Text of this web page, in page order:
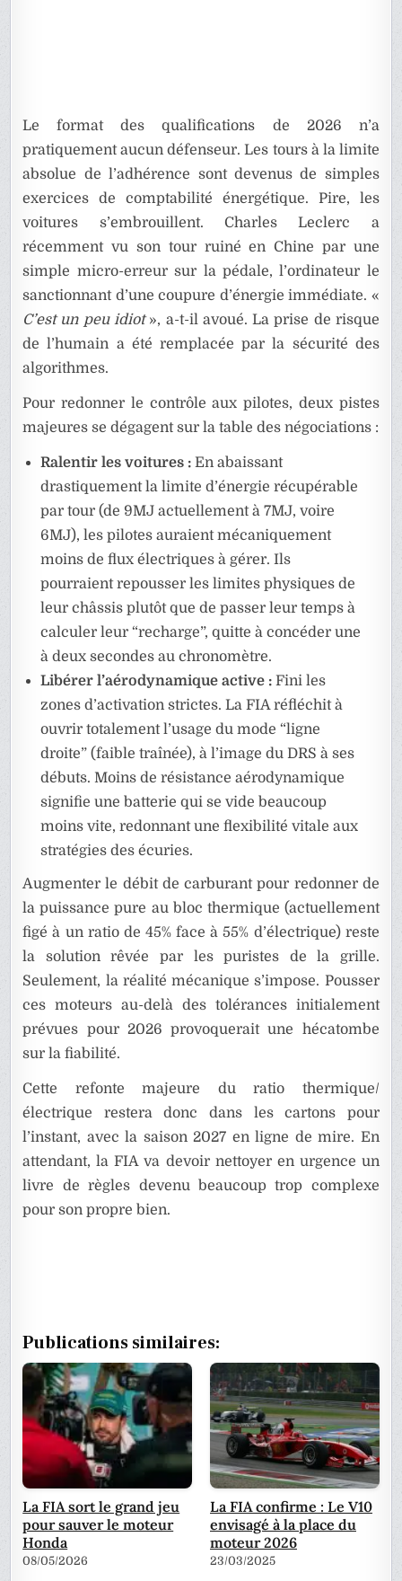
Le format des qualifications de 2026 n’a
pratiquement aucun défenseur. Les tours à la limite
absolue de l’adhérence sont devenus de simples
exercices de comptabilité énergétique. Pire, les
voitures s’embrouillent. Charles Leclerc a
récemment vu son tour ruiné en Chine par une
simple micro-erreur sur la pédale, l’ordinateur le
sanctionnant d’une coupure d’énergie immédiate. «
C’est un peu idiot», a-t-il avoué. La prise de risque
de l’humain a été remplacée par la sécurité des
algorithmes.
Pour redonner le contrôle aux pilotes, deux pistes
majeures se dégagent sur la table des négociations :
Ralentir les voitures : En abaissant
drastiquement la limite d’énergie récupérable
par tour (de 9MJ actuellement à 7MJ, voire
6MJ), les pilotes auraient mécaniquement
moins de flux électriques à gérer. Ils
pourraient repousser les limites physiques de
leur châssis plutôt que de passer leur temps à
calculer leur “recharge”, quitte à concéder une
à deux secondes au chronomètre.
Libérer l’aérodynamique active : Fini les
zones d’activation strictes. La FIA réfléchit à
ouvrir totalement l’usage du mode “ligne
droite” (faible traînée), à l’image du DRS à ses
débuts. Moins de résistance aérodynamique
signifie une batterie qui se vide beaucoup
moins vite, redonnant une flexibilité vitale aux
stratégies des écuries.
Augmenter le débit de carburant pour redonner de
la puissance pure au bloc thermique (actuellement
figé à un ratio de 45% face à 55% d’électrique) reste
la solution rêvée par les puristes de la grille.
Seulement, la réalité mécanique s’impose. Pousser
ces moteurs au-delà des tolérances initialement
prévues pour 2026 provoquerait une hécatombe
sur la fiabilité.
Cette refonte majeure du ratio thermique/
électrique restera donc dans les cartons pour
l’instant, avec la saison 2027 en ligne de mire. En
attendant, la FIA va devoir nettoyer en urgence un
livre de règles devenu beaucoup trop complexe
pour son propre bien.
Publications similaires:
La FIA sort le grand jeu
pour sauver le moteur
Honda
08/05/2026
La FIA confirme : Le V10
envisagé à la place du
moteur 2026
23/03/2025